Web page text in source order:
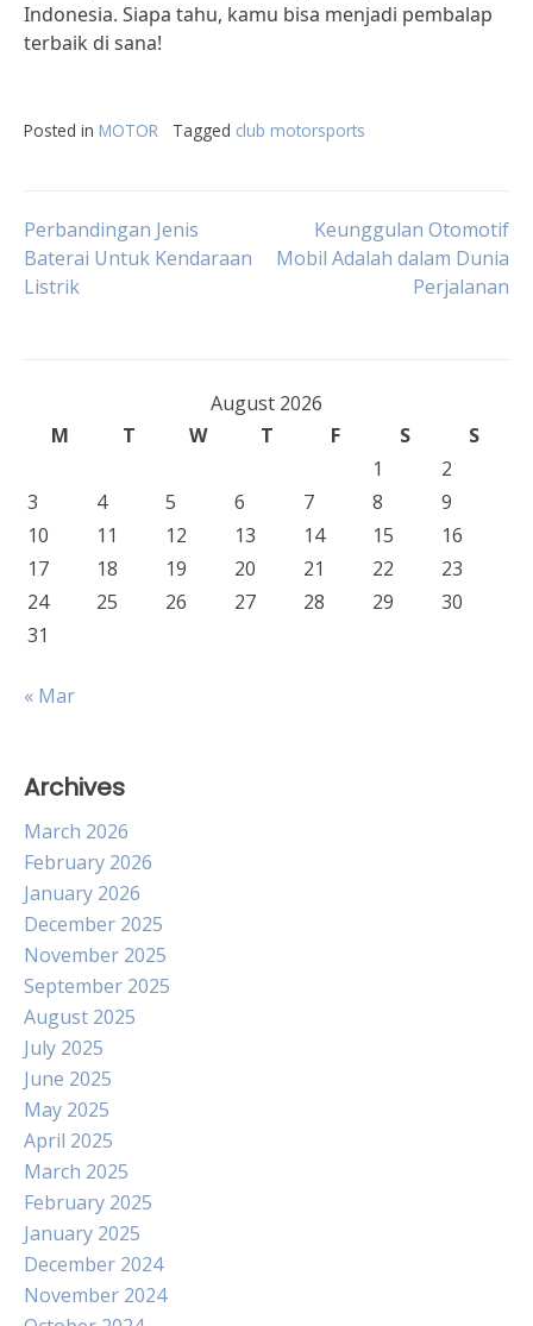
Indonesia. Siapa tahu, kamu bisa menjadi pembalap
terbaik di sana!
Posted in MOTOR Tagged club motorsports
Post
navigation
Perbandingan Jenis
Baterai Untuk Kendaraan
Listrik
Keunggulan Otomotif
Mobil Adalah dalam Dunia
Perjalanan
August 2026
M
T W T F S
S
1
2
3
4 5 6 7 8
9
10
11 12 13 14 15
16
17
18 19 20 21 22
23
24
25 26 27 28 29
30
31
« Mar
Archives
March 2026
February 2026
January 2026
December 2025
November 2025
September 2025
August 2025
July 2025
June 2025
May 2025
April 2025
March 2025
February 2025
January 2025
December 2024
November 2024